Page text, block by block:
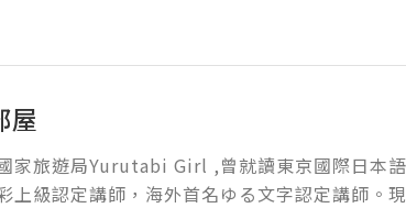
屋
家旅遊局Yurutabi Girl ,曾就讀東京國際日本
上級認定講師，海外首名ゆる文字認定講師。